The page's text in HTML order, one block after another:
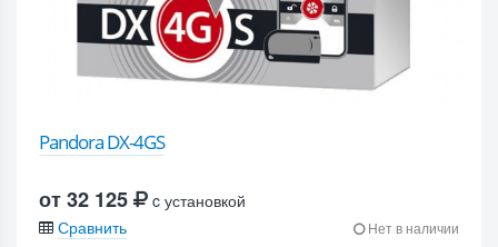
Pandora DX-4GS
от 32 125
c установкой
Сравнить
Нет в наличии